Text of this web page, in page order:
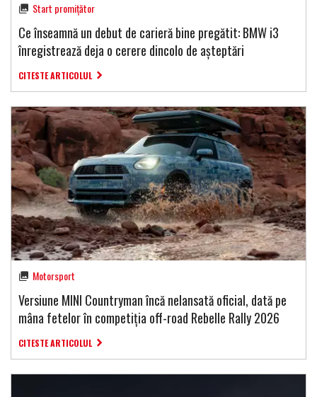
Start promițător
Ce înseamnă un debut de carieră bine pregătit: BMW i3
înregistrează deja o cerere dincolo de așteptări
CITESTE ARTICOLUL
Motorsport
Versiune MINI Countryman încă nelansată oficial, dată pe
mâna fetelor în competiția off-road Rebelle Rally 2026
CITESTE ARTICOLUL